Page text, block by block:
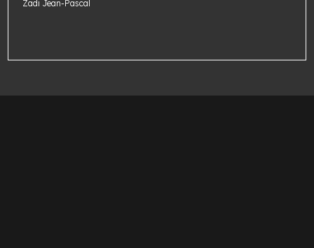
Zadi Jean-Pascal